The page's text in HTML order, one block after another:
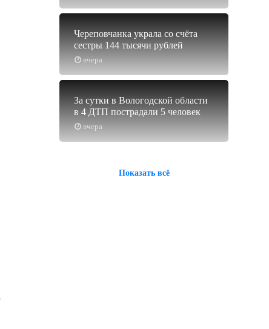
вчера
Череповчанка украла со счёта
сестры 144 тысячи рублей
вчера
За сутки в Вологодской области
в 4 ДТП пострадали 5 человек
Показать всё